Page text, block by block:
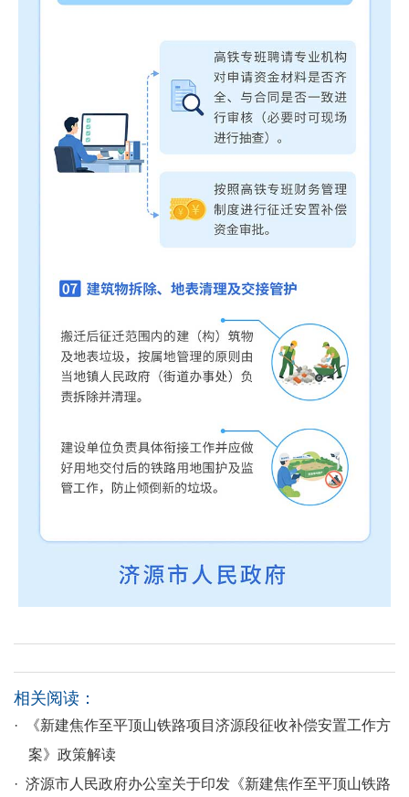
相关阅读：
· 《新建焦作至平顶山铁路项目济源段征收补偿安置工作方
案》政策解读
· 济源市人民政府办公室关于印发《新建焦作至平顶山铁路